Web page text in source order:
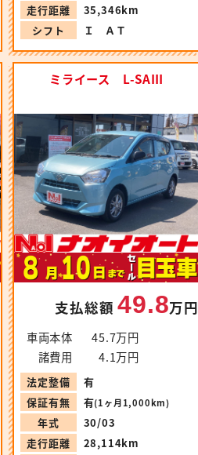
走行距離
35,346km
シフト
Ｉ ＡＴ
ミライース L-SAⅢ
支払総額49.8万円
車両本体
45.7万円
諸費用
4.1万円
法定整備
有
保証有無
有(1ヶ月1,000km)
年式
30/03
走行距離
28,114km